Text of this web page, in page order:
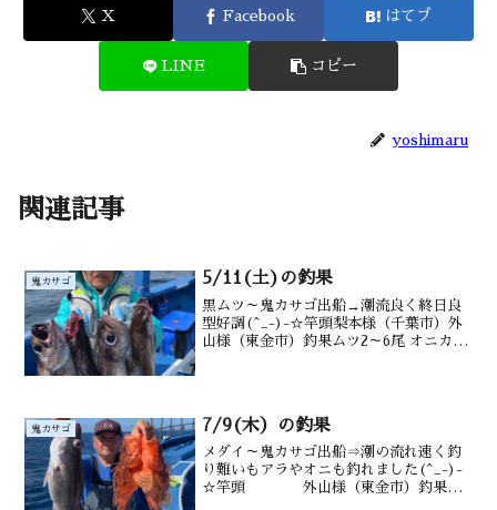
X Facebook はてブ
LINE コピー
yoshimaru
関連記事
鬼カサゴ 5/11(土)の釣果
黒ムツ～鬼カサゴ出船→潮流良く終日良
型好調(^_-)-☆竿頭梨本様（千葉市）外
山様（東金市）釣果ムツ2～6尾 オニカサ
鬼カサゴ 7/9(木）の釣果
メダイ～鬼カサゴ出船⇒潮の流れ速く釣
り難いもアラやオニも釣れました(^_-)-
☆竿頭 外山様（東金市）釣果前